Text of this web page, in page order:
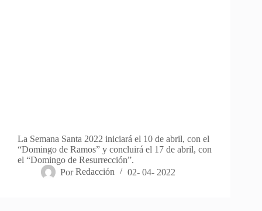
La Semana Santa 2022 iniciará el 10 de abril, con el
“Domingo de Ramos” y concluirá el 17 de abril, con
el “Domingo de Resurrección”.
Por Redacción 02- 04- 2022